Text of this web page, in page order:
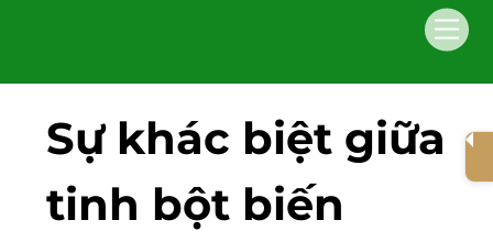
Sự khác biệt giữa
tinh bột biến